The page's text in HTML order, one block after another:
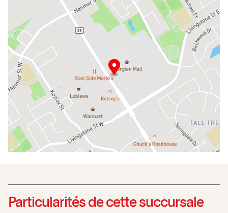
Particularités de cette succursale